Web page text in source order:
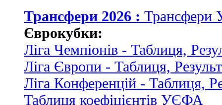
Трансфери 2026 : Трансфери
Єврокубки:
Ліга Чемпіонів - Таблиця,
Ліга Європи - Таблиця,
Ліга Конференцій - Таблиця,
Таблиця коефіцієнтів УЄФА